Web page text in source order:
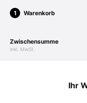
Warenkorb
Zwischensumme
inkl. MwSt.
Ihr